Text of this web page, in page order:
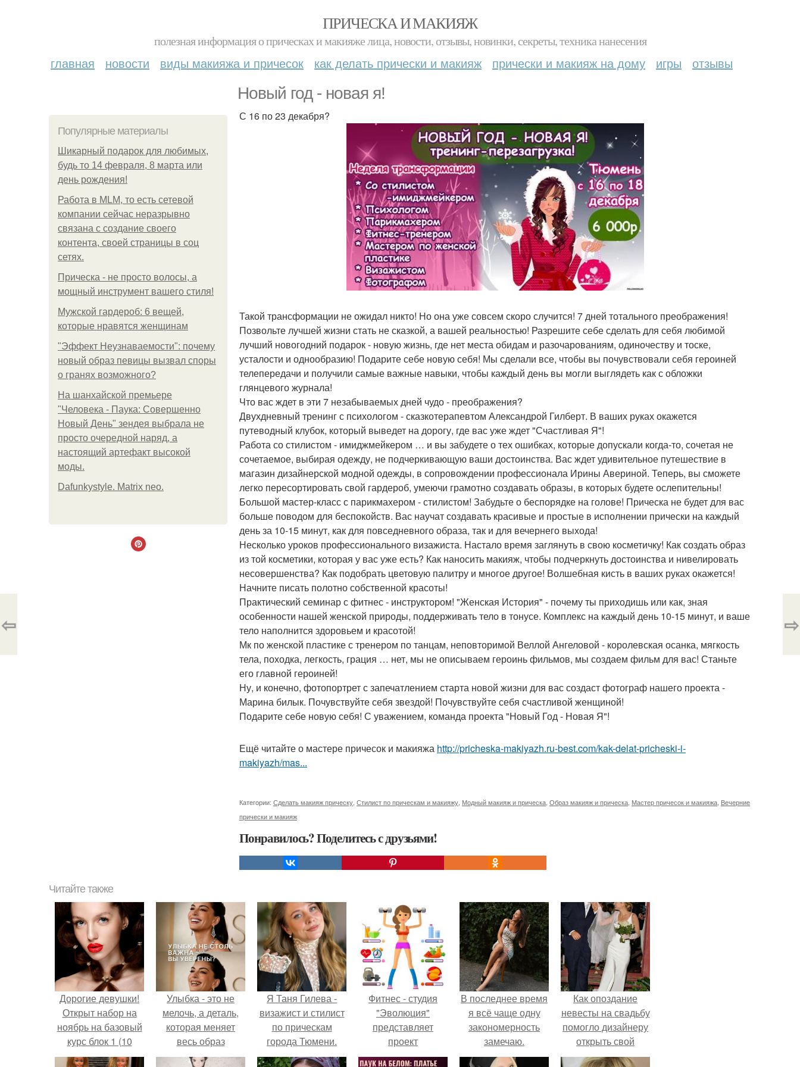
ПРИЧЕСКА И МАКИЯЖ
полезная информация о прическах и макияже лица, новости, отзывы, новинки, секреты, техника нанесения
главная новости виды макияжа и причесок как делать прически и макияж прически и макияж на дому игры отзывы
Новый год - новая я!
Популярные материалы
Шикарный подарок для любимых,
будь то 14 февраля, 8 марта или
день рождения!
Работа в MLM, то есть сетевой
компании сейчас неразрывно
связана с создание своего
контента, своей страницы в соц
сетях.
Прическа - не просто волосы, а
мощный инструмент вашего стиля!
Мужской гардероб: 6 вещей,
которые нравятся женщинам
"Эффект Неузнаваемости": почему
новый образ певицы вызвал споры
о гранях возможного?
На шанхайской премьере
"Человека - Паука: Совершенно
Новый День" зендея выбрала не
просто очередной наряд, а
настоящий артефакт высокой
моды.
Dafunkystyle. Matrix neo.
С 16 по 23 декабря?
Такой трансформации не ожидал никто! Но она уже совсем скоро случится! 7 дней тотального преображения!
Позвольте лучшей жизни стать не сказкой, а вашей реальностью! Разрешите себе сделать для себя любимой
лучший новогодний подарок - новую жизнь, где нет места обидам и разочарованиям, одиночеству и тоске,
усталости и однообразию! Подарите себе новую себя! Мы сделали все, чтобы вы почувствовали себя героиней
телепередачи и получили самые важные навыки, чтобы каждый день вы могли выглядеть как с обложки
глянцевого журнала!
Что вас ждет в эти 7 незабываемых дней чудо - преображения?
Двухдневный тренинг с психологом - сказкотерапевтом Александрой Гилберт. В ваших руках окажется
путеводный клубок, который выведет на дорогу, где вас уже ждет "Счастливая Я"!
Работа со стилистом - имиджмейкером … и вы забудете о тех ошибках, которые допускали когда-то, сочетая не
сочетаемое, выбирая одежду, не подчеркивающую ваши достоинства. Вас ждет удивительное путешествие в
магазин дизайнерской модной одежды, в сопровождении профессионала Ирины Авериной. Теперь, вы сможете
легко пересортировать свой гардероб, умеючи грамотно создавать образы, в которых будете ослепительны!
Большой мастер-класс с парикмахером - стилистом! Забудьте о беспорядке на голове! Прическа не будет для вас
больше поводом для беспокойств. Вас научат создавать красивые и простые в исполнении прически на каждый
день за 10-15 минут, как для повседневного образа, так и для вечернего выхода!
Несколько уроков профессионального визажиста. Настало время заглянуть в свою косметичку! Как создать образ
из той косметики, которая у вас уже есть? Как наносить макияж, чтобы подчеркнуть достоинства и нивелировать
несовершенства? Как подобрать цветовую палитру и многое другое! Волшебная кисть в ваших руках окажется!
Начните писать полотно собственной красоты!
Практический семинар с фитнес - инструктором! "Женская История" - почему ты приходишь или как, зная
особенности нашей женской природы, поддерживать тело в тонусе. Комплекс на каждый день 10-15 минут, и ваше
тело наполнится здоровьем и красотой!
Мк по женской пластике с тренером по танцам, неповторимой Веллой Ангеловой - королевская осанка, мягкость
тела, походка, легкость, грация … нет, мы не описываем героинь фильмов, мы создаем фильм для вас! Станьте
его главной героиней!
Ну, и конечно, фотопортрет с запечатлением старта новой жизни для вас создаст фотограф нашего проекта -
Марина билык. Почувствуйте себя звездой! Почувствуйте себя счастливой женщиной!
Подарите себе новую себя! С уважением, команда проекта "Новый Год - Новая Я"!
Ещё читайте о мастере причесок и макияжа http://pricheska-makiyazh.ru-best.com/kak-delat-pricheski-i-
makiyazh/mas...
Категории: Сделать макияж прическу Стилист по прическам и макияжу Модный макияж и прическа Образ макияж и прическа Мастер причесок и макияжа Вечерние
прически и макияж
Понравилось? Поделитесь с друзьями!
⇦ ⇨
Читайте также
Дорогие девушки!
Открыт набор на
ноябрь на базовый
курс блок 1 (10
занятий.
Улыбка - это не
мелочь, а деталь,
которая меняет
весь образ
человека.
Я Таня Гилева -
визажист и стилист
по прическам
города Тюмени.
Фитнес - студия
"Эволюция"
представляет
проект
преображения тела
В последнее время
я всё чаще одну
закономерность
замечаю.
Как опоздание
невесты на свадьбу
помогло дизайнеру
открыть свой
бренд.